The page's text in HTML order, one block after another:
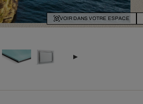
VOIR DANS VOTRE ESPACE